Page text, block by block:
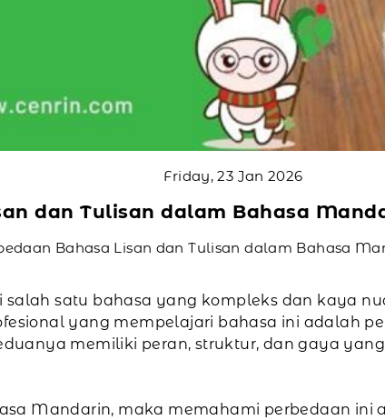
Friday, 23 Jan 2026
dan Tulisan dalam Bahasa
Bahasa Lisan dan Tulisan dalam Bahasa
satu bahasa yang kompleks dan kaya
yang mempelajari bahasa ini adalah
memiliki peran, struktur, dan gaya
Mandarin, maka memahami perbedaan ini